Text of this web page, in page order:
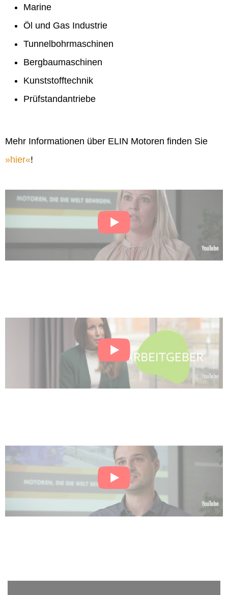
Marine
Öl und Gas Industrie
Tunnelbohrmaschinen
Bergbaumaschinen
Kunststofftechnik
Prüfstandantriebe
Mehr Informationen über ELIN Motoren finden Sie
hier !